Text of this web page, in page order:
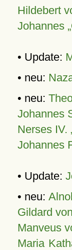
Hildebert
Johannes
• Update:
• neu:
• neu:
Johannes
Nerses IV.
Johannes
• Update:
• neu:
Gildard
Manveus
Maria